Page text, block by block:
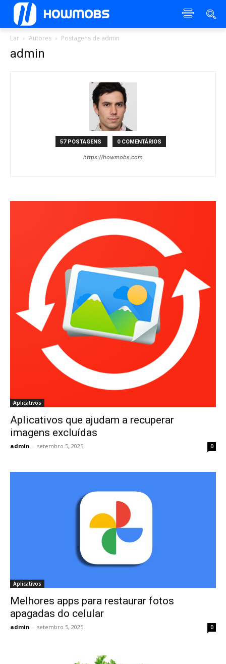
Lar Autores Postagens de admin
admin
57 POSTAGENS 0 COMENTÁRIOS
https://howmobs.com
Aplicativos
Aplicativos que ajudam a recuperar
imagens excluídas
admin - setembro 5, 2025 0
Aplicativos
Melhores apps para restaurar fotos
apagadas do celular
admin - setembro 5, 2025 0